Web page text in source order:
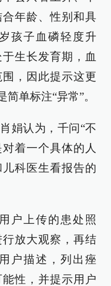
年龄、性别和具
孩子血磷轻度升
生长发育期，血
，因此提示这更
单标注“异常”。
娟认为，千问“不
着一个具体的人
科医生看报告的
户上传的患处照
放大观察，再结
户描述，列出痤
性，并提示用户